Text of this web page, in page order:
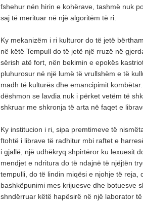
fshehur nën hirin e kohërave, tashmë nuk
saj të merituar në një algoritëm të ri.
Ky mekanizëm i ri kulturor do të jetë
në këtë Tempull do të jetë një rruzë në
sërish atë fort, nën bekimin e epokës
pluhurosur në një lumë të vrullshëm e të
madh të kulturës dhe emancipimit
dëshmon se lavdia nuk i përket vetëm të
shkruar me shkronja të arta në faqet e
Ky institucion i ri, sipa premtimeve të
ftohtë i librave të radhitur mbi raftet e
i gjallë, një udhëkryq shpirtëror ku lexuesit
mendjet e ndritura do të ndajnë të njëjtën
tempulli, do të lindin miqësi e njohje të
bashkëpunimi mes krijuesve dhe botuesve
shndërruar këtë hapësirë në një laborator